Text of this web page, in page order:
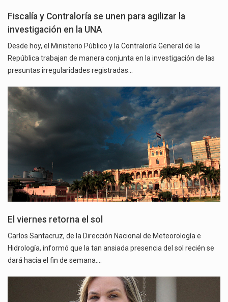
Fiscalía y Contraloría se unen para agilizar la
investigación en la UNA
Desde hoy, el Ministerio Público y la Contraloría General de la
República trabajan de manera conjunta en la investigación de las
presuntas irregularidades registradas…
El viernes retorna el sol
Carlos Santacruz, de la Dirección Nacional de Meteorología e
Hidrología, informó que la tan ansiada presencia del sol recién se
dará hacia el fin de semana.…